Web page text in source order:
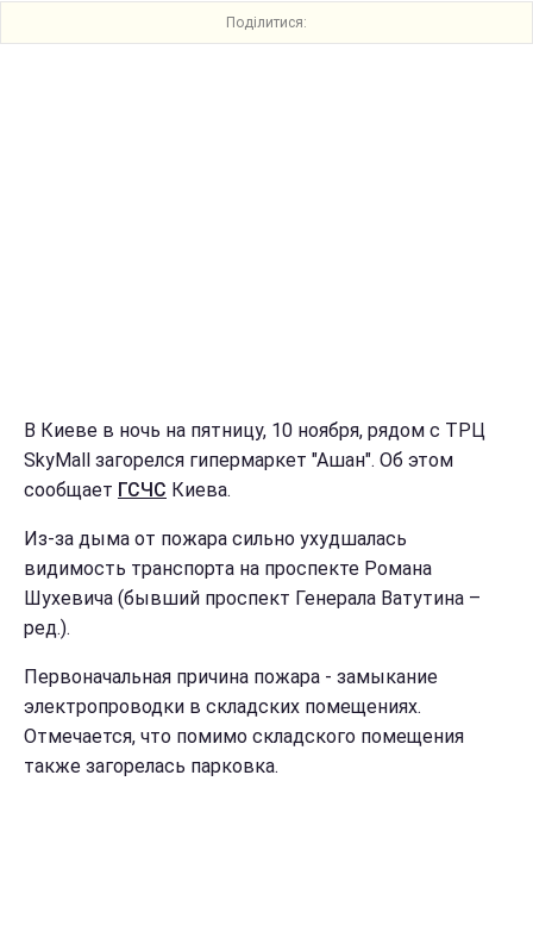
Поділитися:
В Киеве в ночь на пятницу, 10 ноября, рядом с ТРЦ
SkyMall загорелся гипермаркет "Ашан". Об этом
сообщает ГСЧС Киева.
Из-за дыма от пожара сильно ухудшалась
видимость транспорта на проспекте Романа
Шухевича (бывший проспект Генерала Ватутина –
ред.).
Первоначальная причина пожара - замыкание
электропроводки в складских помещениях.
Отмечается, что помимо складского помещения
также загорелась парковка.